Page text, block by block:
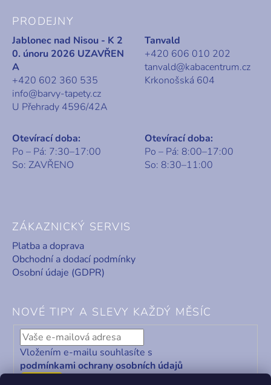
PRODEJNY
Jablonec nad Nisou - K 2
0. únoru 2026 UZAVŘEN
A
+420 602 360 535
info@barvy-tapety.cz
U Přehrady 4596/42A
Tanvald
+420 606 010 202
tanvald@kabacentrum.cz
Krkonošská 604
Otevírací doba:
Po – Pá: 7:30–17:00
So: ZAVŘENO
Otevírací doba:
Po – Pá: 8:00–17:00
So: 8:30–11:00
ZÁKAZNICKÝ SERVIS
Platba a doprava
Obchodní a dodací podmínky
Osobní údaje (GDPR)
NOVÉ TIPY A SLEVY KAŽDÝ MĚSÍC
Vložením e-mailu souhlasíte s
podmínkami ochrany osobních údajů